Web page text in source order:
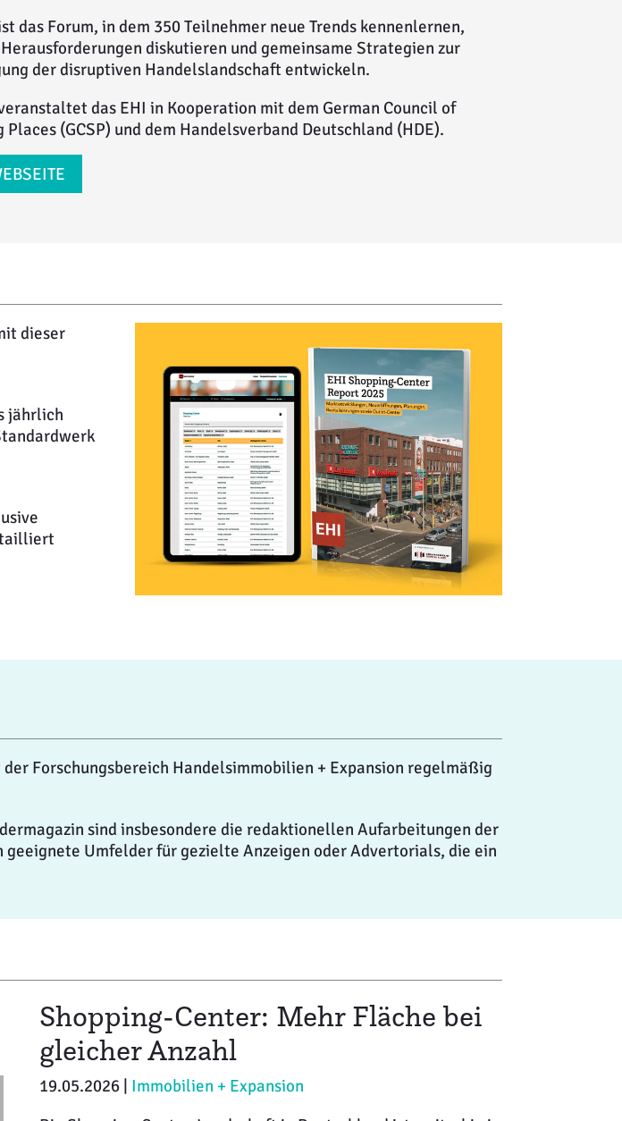
das Forum, in dem 350 Teilnehmer neue Trends kennenlernen,
diskutieren und gemeinsame Strategien zur
der disruptiven Handelslandschaft entwickeln.
das EHI in Kooperation mit dem German Council of
Places (GCSP) und dem Handelsverband Deutschland (HDE).
dieser
jährlich
Forschungsbereich Handelsimmobilien + Expansion regelmäßig
sind insbesondere die redaktionellen Aufarbeitungen der
Umfelder für gezielte Anzeigen oder Advertorials, die ein
Shopping-Center: Mehr Fläche bei
gleicher Anzahl
19.05.2026 | Immobilien + Expansion